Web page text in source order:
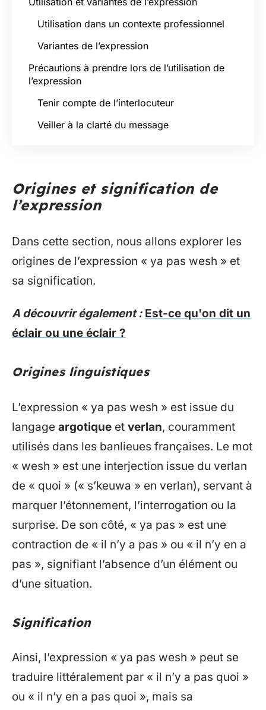
Utilisation dans un contexte professionnel
Variantes de l’expression
Précautions à prendre lors de l’utilisation de
l’expression
Tenir compte de l’interlocuteur
Veiller à la clarté du message
Origines et signification de
l’expression
Dans cette section, nous allons explorer les
origines de l’expression « ya pas wesh » et
sa signification.
A découvrir également : Est-ce qu'on dit un
éclair ou une éclair ?
Origines linguistiques
L’expression « ya pas wesh » est issue du
langage argotique et verlan, couramment
utilisés dans les banlieues françaises. Le mot
« wesh » est une interjection issue du verlan
de « quoi » (« s’keuwa » en verlan), servant à
marquer l’étonnement, l’interrogation ou la
surprise. De son côté, « ya pas » est une
contraction de « il n’y a pas » ou « il n’y en a
pas », signifiant l’absence d’un élément ou
d’une situation.
Signification
Ainsi, l’expression « ya pas wesh » peut se
traduire littéralement par « il n’y a pas quoi »
ou « il n’y en a pas quoi », mais sa